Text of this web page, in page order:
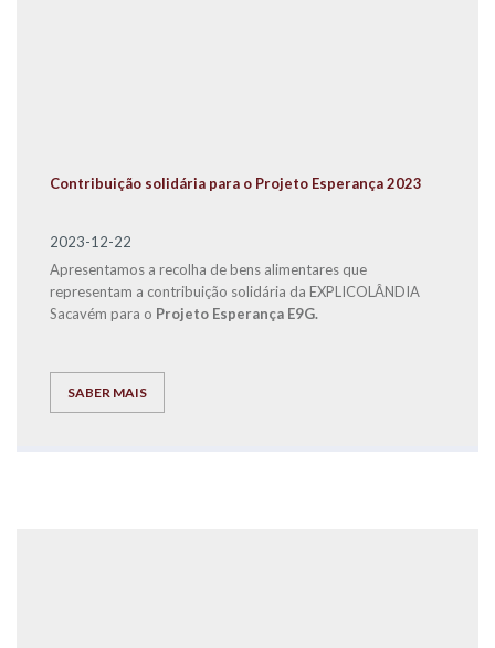
Contribuição solidária para o Projeto Esperança 2023
2023-12-22
Apresentamos a recolha de bens alimentares que
representam a contribuição solidária da EXPLICOLÂNDIA
Sacavém para o Projeto Esperança E9G.
SABER MAIS